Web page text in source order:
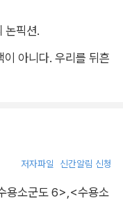
논픽션.
이 아니다. 우리를 뒤흔
저자파일 신간알림 신청
용소군도 6> <수용소